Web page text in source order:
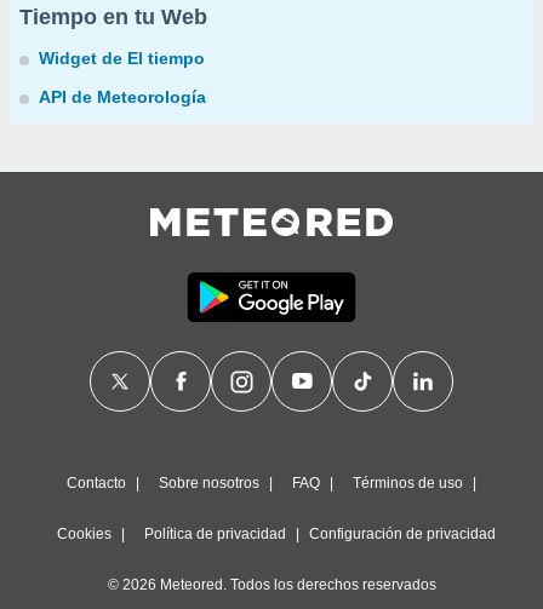
Tiempo en tu Web
Widget de El tiempo
API de Meteorología
Contacto Sobre nosotros FAQ Términos de uso
Cookies Política de privacidad Configuración de privacidad
© 2026 Meteored. Todos los derechos reservados